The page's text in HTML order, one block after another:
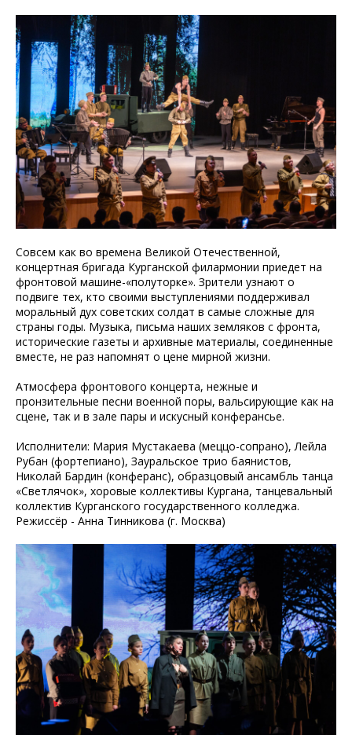
Совсем как во времена Великой Отечественной,
концертная бригада Курганской филармонии приедет на
фронтовой машине-«полуторке». Зрители узнают о
подвиге тех, кто своими выступлениями поддерживал
моральный дух советских солдат в самые сложные для
страны годы. Музыка, письма наших земляков с фронта,
исторические газеты и архивные материалы, соединенные
вместе, не раз напомнят о цене мирной жизни.
Атмосфера фронтового концерта, нежные и
пронзительные песни военной поры, вальсирующие как на
сцене, так и в зале пары и искусный конферансье.
Исполнители: Мария Мустакаева (меццо-сопрано), Лейла
Рубан (фортепиано), Зауральское трио баянистов,
Николай Бардин (конферанс), образцовый ансамбль танца
«Светлячок», хоровые коллективы Кургана, танцевальный
коллектив Курганского государственного колледжа.
Режиссёр - Анна Тинникова (г. Москва)